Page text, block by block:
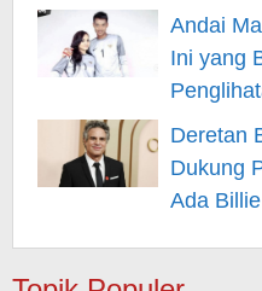
Berita
Andai
Ini yang
Hiburan
Deretan
Dukung
Ada